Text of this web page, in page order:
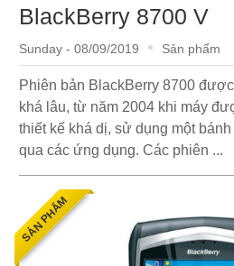
BlackBerry 8700 V
Sunday - 08/09/2019 Sản phẩm
Phiên bản BlackBerry 8700
khá lâu, từ năm 2004 khi máy
thiết kế khá dị, sử dụng một
qua các ứng dụng. Các phiên ...
SẢN PHẨM